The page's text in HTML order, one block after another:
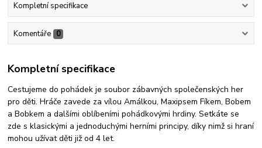
Kompletní specifikace
Komentáře 0
Kompletní specifikace
Cestujeme do pohádek je soubor zábavných společenských her
pro děti. Hráče zavede za vílou Amálkou, Maxipsem Fíkem, Bobem
a Bobkem a dalšími oblíbeními pohádkovými hrdiny. Setkáte se
zde s klasickými a jednoduchými herními principy, díky nimž si hraní
mohou užívat děti již od 4 let.